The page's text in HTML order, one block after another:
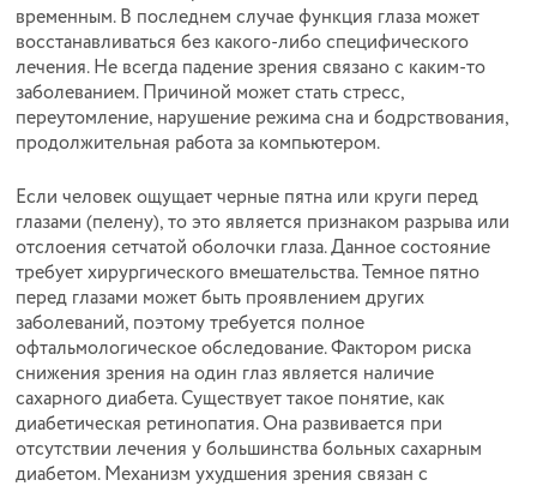
временным. В последнем случае функция глаза может
восстанавливаться без какого-либо специфического
лечения. Не всегда падение зрения связано с каким-то
заболеванием.Причиной может стать стресс,
переутомление, нарушение режима сна и бодрствования,
продолжительная работа за компьютером.
Если человек ощущает черные пятна или круги перед
глазами (пелену), то это является признаком разрыва или
отслоения сетчатой оболочки глаза. Данное состояние
требует хирургического вмешательства. Темное пятно
перед глазами может быть проявлением других
заболеваний, поэтому требуется полное
офтальмологическое обследование. Фактором риска
снижения зрения на один глаз является наличие
сахарного диабета. Существует такое понятие, как
диабетическая ретинопатия. Она развивается при
отсутствии лечения у большинства больных сахарным
диабетом. Механизм ухудшения зрения связан с